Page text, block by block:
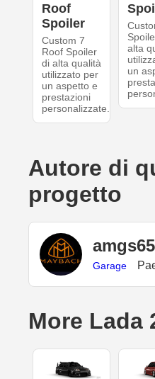
Roof
Spoiler
Custom 7
Roof Spoiler
di alta qualità
utilizzato per
un aspetto e
prestazioni
personalizzate.
alta
un
Autore di
progetto
amgs65
Garage
More Lada